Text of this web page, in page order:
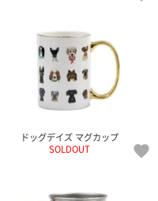
ドッグデイズ マグカップ
SOLDOUT